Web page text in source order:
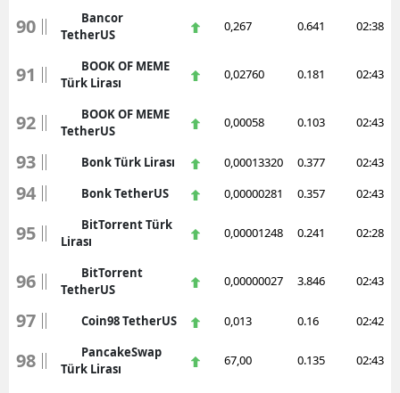
90
Bancor
TetherUS
0,267 0.641 02:38
91
BOOK OF MEME
Türk Lirası
0,02760 0.181 02:43
92
BOOK OF MEME
TetherUS
0,00058 0.103 02:43
93 Bonk Türk Lirası 0,00013320 0.377 02:43
94 Bonk TetherUS 0,00000281 0.357 02:43
95
BitTorrent Türk
Lirası
0,00001248 0.241 02:28
96
BitTorrent
TetherUS
0,00000027 3.846 02:43
97 Coin98 TetherUS 0,013 0.16 02:42
98
PancakeSwap
Türk Lirası
67,00 0.135 02:43